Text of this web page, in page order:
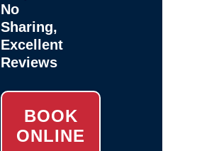
No
Sharing,
Excellent
Reviews
BOOK
ONLINE